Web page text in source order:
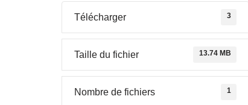
Télécharger 3
Taille du fichier 13.74 MB
Nombre de fichiers 1